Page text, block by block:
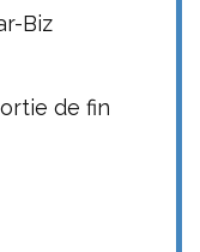
Biz
de fin